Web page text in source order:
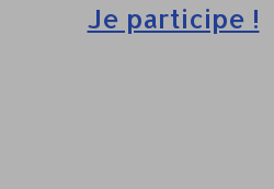
Je participe !